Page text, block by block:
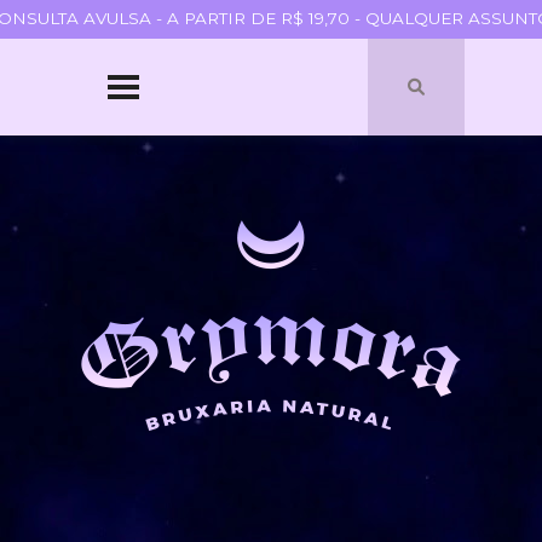
AVULSA - A PARTIR DE R$ 19,70 - QUALQUER ASSUNTO
QUEM SOU